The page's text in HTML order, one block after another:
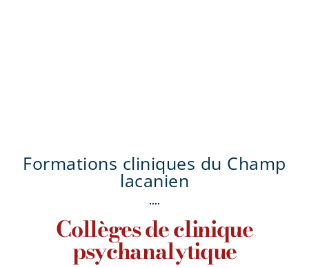
Formations cliniques du Champ
lacanien
Collèges de clinique
psychanalytique